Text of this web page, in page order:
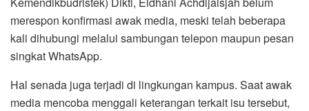
merespon konfirmasi awak media, meski telah beberapa
kali dihubungi melalui sambungan telepon maupun pesan
singkat WhatsApp.
Hal senada juga terjadi di lingkungan kampus. Saat awak
media mencoba menggali keterangan terkait isu tersebut,